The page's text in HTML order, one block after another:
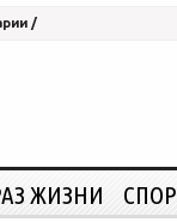
/
ЖИЗНИ